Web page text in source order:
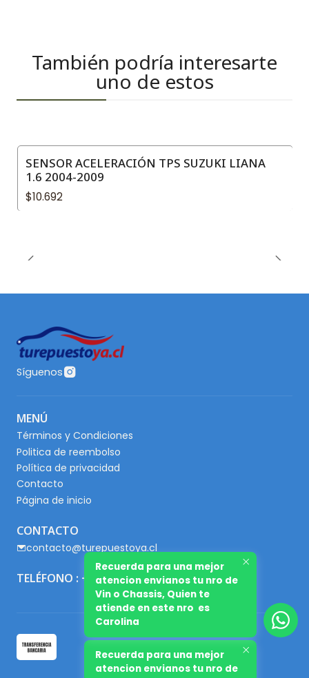
También podría interesarte
uno de estos
SENSOR ACELERACIÓN TPS SUZUKI LIANA
1.6 2004-2009
$10.692
Síguenos
MENÚ
Términos y Condiciones
Politica de reembolso
Política de privacidad
Contacto
Página de inicio
CONTACTO
contacto@turepuestoya.cl
TELÉFONO : +56 9 65667345
Recuerda para una mejor
atencion envianos tu nro de
Recuerda para una mejor
atencion envianos tu nro de
Vin o Chassis, Quien te
atiende en este nro es
Carolina